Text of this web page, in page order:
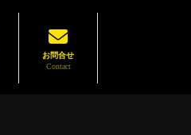
お問合せ
Contact